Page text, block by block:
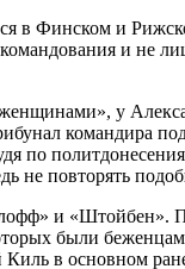
в Финском и
и не
у
командира
по
не повторять
и
были
в основном